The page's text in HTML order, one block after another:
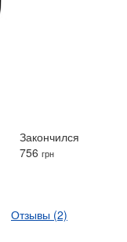
Закончился
756 грн
Отзывы (2)